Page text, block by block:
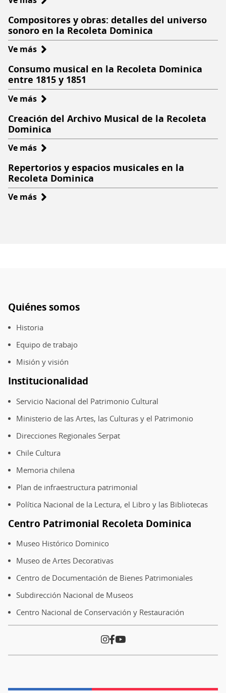
de
compras
relacionadas
música
en
la
Recoleta
Dominica
Compositores y obras: detalles del universo
sonoro en la Recoleta Dominica
Ve más sobre
y
obras:
detalles
universo
sonoro
en
la
Recoleta
Dominica
Consumo musical en la Recoleta Dominica
entre 1815 y 1851
Ve más sobre
musical
en
la
Recoleta
Dominica
entre
1815
Creación del Archivo Musical de la Recoleta
Dominica
Ve más sobre
del
Archivo
Musical
Repertorios y espacios musicales en la
Recoleta Dominica
Ve más sobre
Pie
de
página
Quiénes somos
Historia
Equipo de trabajo
Misión y visión
Institucionalidad
Servicio Nacional del Patrimonio Cultural
Ministerio de las Artes, las Culturas y el Patrimonio
Direcciones Regionales Serpat
Chile Cultura
Memoria chilena
Plan de infraestructura patrimonial
Política Nacional de la Lectura, el Libro y las Bibliotecas
Centro Patrimonial Recoleta Dominica
Museo Histórico Dominico
Museo de Artes Decorativas
Centro de Documentación de Bienes Patrimoniales
Subdirección Nacional de Museos
Centro Nacional de Conservación y Restauración